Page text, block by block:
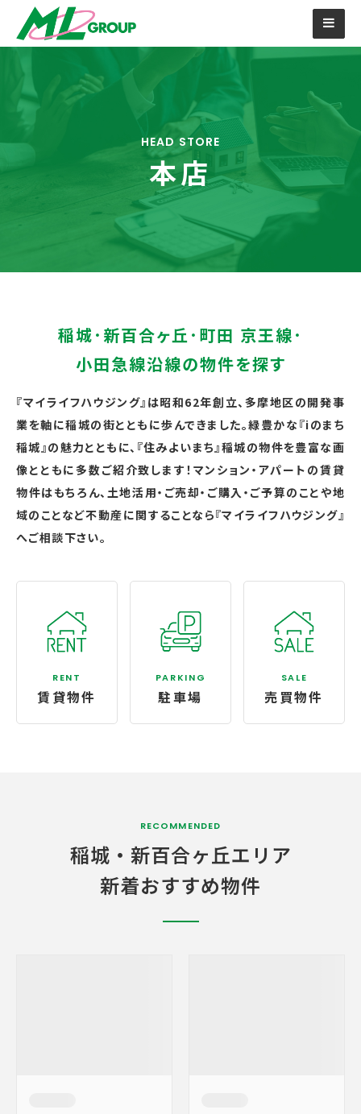
HEAD STORE
本店
稲城･新百合ヶ丘･町田 京王線･
小田急線沿線の物件を探す
『マイライフハウジング』は昭和62年創立、多摩地区の開発事
業を軸に稲城の街とともに歩んできました。緑豊かな『iのまち
稲城』の魅力とともに、『住みよいまち』稲城の物件を豊富な画
像とともに多数ご紹介致します！マンション・アパートの賃貸
物件はもちろん、土地活用・ご売却・ご購入・ご予算のことや地
域のことなど不動産に関することなら『マイライフハウジング』
へご相談下さい。
RENT
賃貸物件
PARKING
駐車場
SALE
売買物件
RECOMMENDED
稲城・ 新百合ヶ丘エリア
新着おすすめ物件